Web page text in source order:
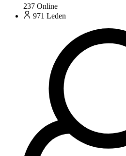
237 Online
971 Leden